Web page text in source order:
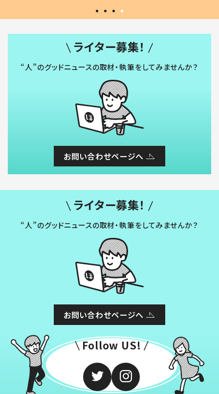
ライター募集！
“人”のグッドニュースの取材・執筆をしてみませんか？
お問い合わせページへ
ライター募集！
“人”のグッドニュースの取材・執筆をしてみませんか？
お問い合わせページへ
Follow US!